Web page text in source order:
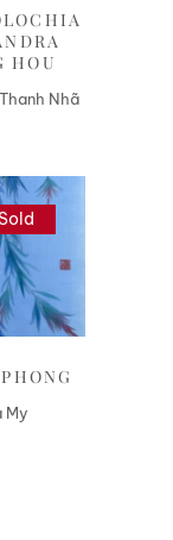
HOU
Nhã
Sold
Liên hệ
My